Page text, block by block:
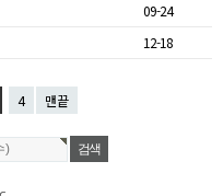
09-24
12-18
4 맨끝